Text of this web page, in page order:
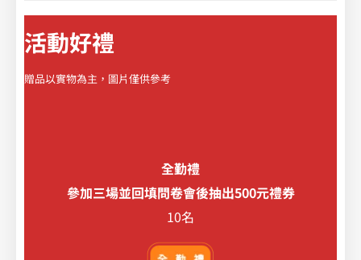
活動好禮
贈品以實物為主，圖片僅供參考
全勤禮
參加三場並回填問卷會後抽出500元禮券
10名